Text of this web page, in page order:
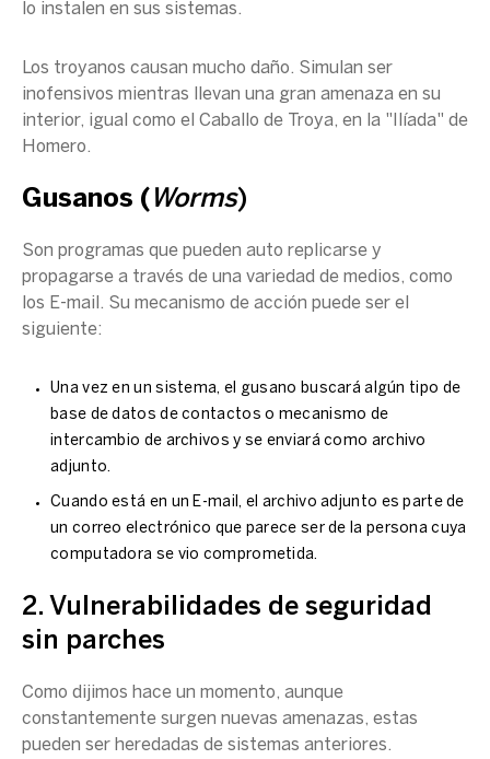
lo instalen en sus sistemas.
Los troyanos causan mucho daño. Simulan ser
inofensivos mientras llevan una gran amenaza en su
interior, igual como el Caballo de Troya, en la "Ilíada" de
Homero.
Gusanos ( Worms)
Son programas que pueden auto replicarse y
propagarse a través de una variedad de medios, como
los E-mail. Su mecanismo de acción puede ser el
siguiente:
Una vez en un sistema, el gusano buscará algún tipo de
base de datos de contactos o mecanismo de
intercambio de archivos y se enviará como archivo
adjunto.
Cuando está en un E-mail, el archivo adjunto es parte de
un correo electrónico que parece ser de la persona cuya
computadora se vio comprometida.
2. Vulnerabilidades de seguridad
sin parches
Como dijimos hace un momento, aunque
constantemente surgen nuevas amenazas, estas
pueden ser heredadas de sistemas anteriores.